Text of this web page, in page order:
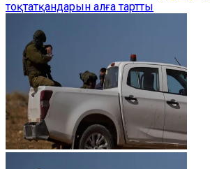
тоқтатқандарын алға тартты